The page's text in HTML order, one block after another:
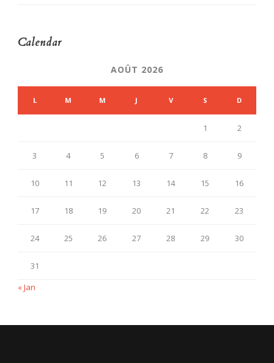
Calendar
AOÛT 2026
L M M J V S D
1 2
3 4 5 6 7 8 9
10 11 12 13 14 15 16
17 18 19 20 21 22 23
24 25 26 27 28 29 30
31
« Jan